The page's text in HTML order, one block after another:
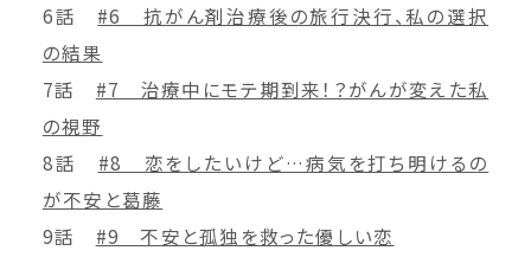
6話 #6 抗がん剤治療後の旅行決行、私の選択
の結果
7話 #7 治療中にモテ期到来！？がんが変えた私
の視野
8話 #8 恋をしたいけど…病気を打ち明けるの
が不安と葛藤
9話 #9 不安と孤独を救った優しい恋